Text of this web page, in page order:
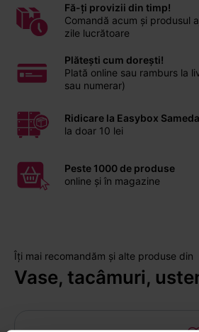
Fă-ți provizii din timp!
Comandă acum și produsul
zile lucrătoare
Plătești cum dorești!
Plată online sau ramburs la
sau numerar)
Ridicare la Easybox
la doar 10 lei
Peste 1000 de produse
online și în magazine
Îți mai recomandăm și alte produse din
Vase, tacâmuri,